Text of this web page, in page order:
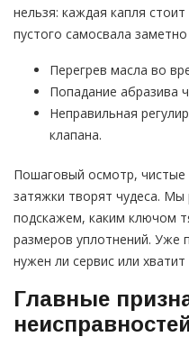
нельзя: каждая капля
пустого самосвала заметно
Перегрев масла во
Попадание абразива
Неправильная
клапана.
Пошаговый осмотр,
затяжки творят чудеса.
подскажем, каким ключом
размеров уплотнений. Уже
нужен ли сервис или
Главные